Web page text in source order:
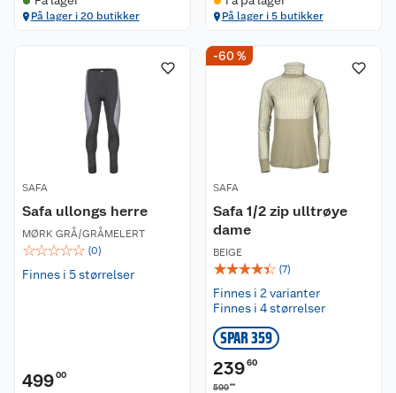
På lager i 20 butikker På lager i 5 butikker
SAFA
Safa ullongs herre
MØRK GRÅ/GRÅMELERT
☆☆☆☆☆ (0)
Finnes i 5 størrelser
49900
-60 %
SAFA
Safa 1/2 zip ulltrøye
dame
BEIGE
☆☆☆☆☆ (7)
Finnes i 2 varianter
Finnes i 4 størrelser
SPAR 359
23960
59900